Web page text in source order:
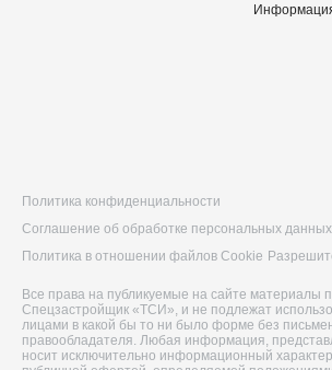
Политика конфиденциальности
Соглашение об обработке персональных данных
Политика в отношении файлов Cookie
Все права на публикуемые на сайте
Спецзастройщик «ТСИ», и не подлежат
лицами в какой бы то ни было форме без
правообладателя. Любая информация,
носит исключительно информационный